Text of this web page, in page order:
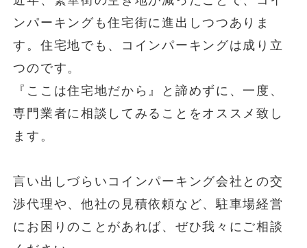
ンパーキングも住宅街に進出しつつありま
す。住宅地でも、コインパーキングは成り立
つのです。
『ここは住宅地だから』と諦めずに、一度、
専門業者に相談してみることをオススメ致し
ます。
言い出しづらいコインパーキング会社との交
渉代理や、他社の見積依頼など、駐車場経営
にお困りのことがあれば、ぜひ我々にご相談